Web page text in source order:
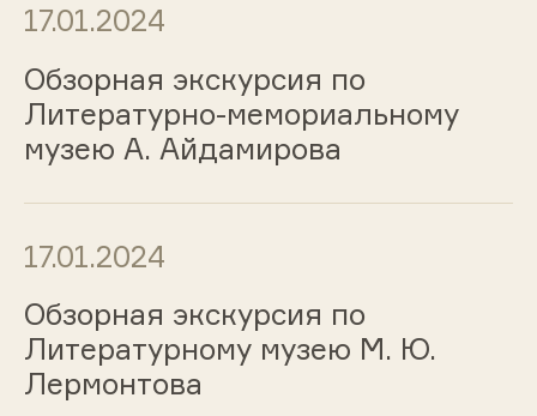
17.01.2024
Обзорная экскурсия по
Литературно-мемориальному
музею А. Айдамирова
17.01.2024
Обзорная экскурсия по
Литературному музею М. Ю.
Лермонтова